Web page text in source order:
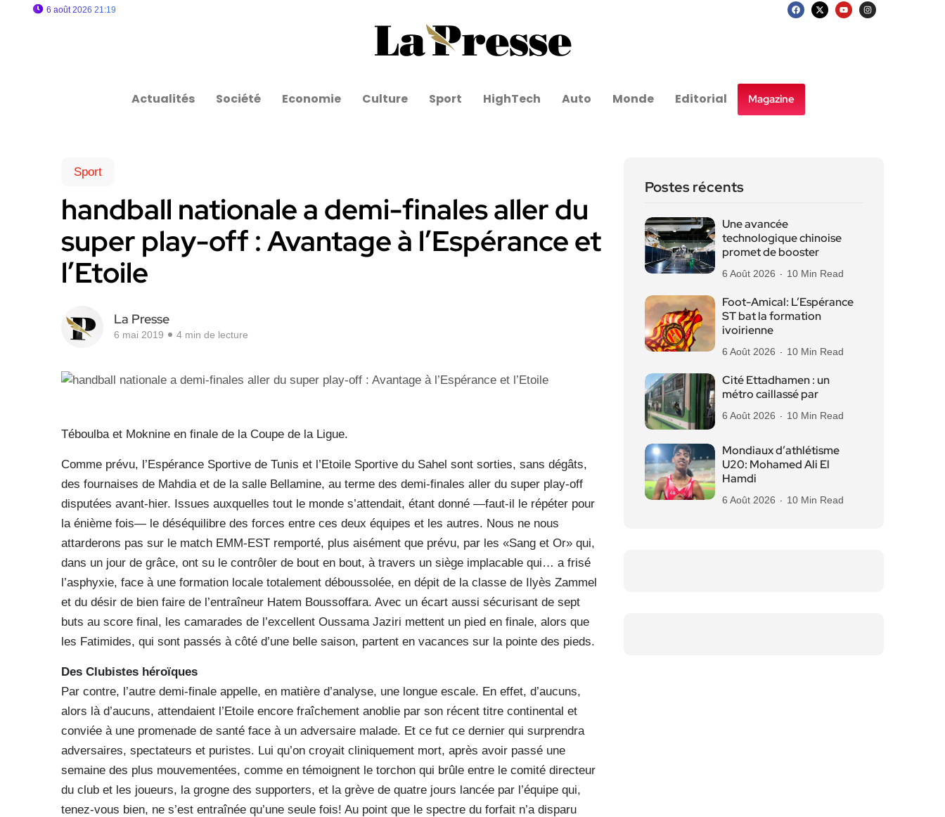
6 août 2026 21:19
Actualités Société Economie Culture Sport HighTech Auto Monde Editorial Magazine
Sport
handball nationale a demi-finales aller du
super play-off : Avantage à l’Espérance et
l’Etoile
La Presse
6 mai 2019 4 min de lecture
Téboulba et Moknine en finale de la Coupe de la Ligue.
Comme prévu, l’Espérance Sportive de Tunis et l’Etoile Sportive du Sahel sont sorties, sans dégâts,
des fournaises de Mahdia et de la salle Bellamine, au terme des demi-finales aller du super play-off
disputées avant-hier. Issues auxquelles tout le monde s’attendait, étant donné —faut-il le répéter pour
la énième fois— le déséquilibre des forces entre ces deux équipes et les autres. Nous ne nous
attarderons pas sur le match EMM-EST remporté, plus aisément que prévu, par les «Sang et Or» qui,
dans un jour de grâce, ont su le contrôler de bout en bout, à travers un siège implacable qui… a frisé
l’asphyxie, face à une formation locale totalement déboussolée, en dépit de la classe de Ilyès Zammel
et du désir de bien faire de l’entraîneur Hatem Boussoffara. Avec un écart aussi sécurisant de sept
buts au score final, les camarades de l’excellent Oussama Jaziri mettent un pied en finale, alors que
les Fatimides, qui sont passés à côté d’une belle saison, partent en vacances sur la pointe des pieds.
Des Clubistes héroïques
Par contre, l’autre demi-finale appelle, en matière d’analyse, une longue escale. En effet, d’aucuns,
alors là d’aucuns, attendaient l’Etoile encore fraîchement anoblie par son récent titre continental et
conviée à une promenade de santé face à un adversaire malade. Et ce fut ce dernier qui surprendra
adversaires, spectateurs et puristes. Lui qu’on croyait cliniquement mort, après avoir passé une
semaine des plus mouvementées, comme en témoignent le torchon qui brûle entre le comité directeur
du club et les joueurs, la grogne des supporters, et la grève de quatre jours lancée par l’équipe qui,
tenez-vous bien, ne s’est entraînée qu’une seule fois! Au point que le spectre du forfait n’a disparu
Postes récents
Une avancée
technologique chinoise
promet de booster
6 Août 2026 10 Min Read
Foot-Amical: L’Espérance
ST bat la formation
ivoirienne
6 Août 2026 10 Min Read
Cité Ettadhamen : un
métro caillassé par
6 Août 2026 10 Min Read
Mondiaux d’athlétisme
U20: Mohamed Ali El
Hamdi
6 Août 2026 10 Min Read